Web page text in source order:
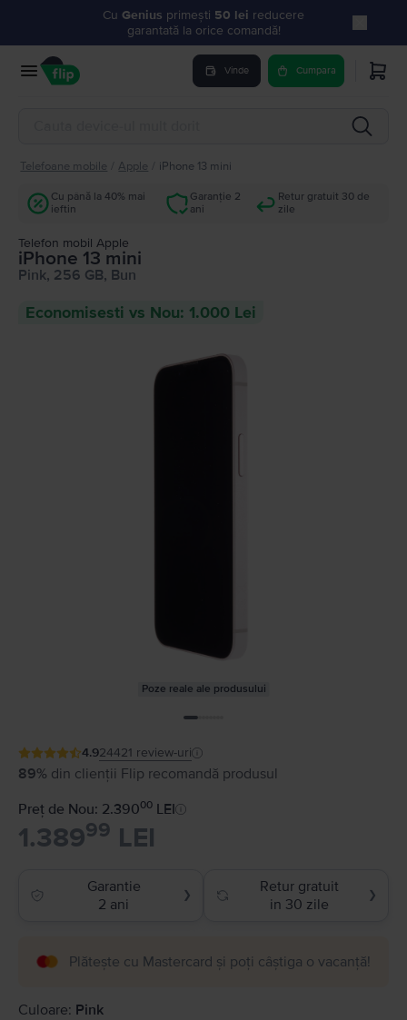
Cu Genius primești 50 lei reducere
garantată la orice comandă!
Vinde Cumpara
Telefoane mobile Apple iPhone 13 mini
Cu până la 40% mai
ieftin
Garanție 2
ani
Retur gratuit 30 de
zile
Telefon mobil Apple
iPhone 13 mini
Pink, 256 GB, Bun
Economisesti vs Nou: 1.000 Lei
Poze reale ale produsului
4.924421 review-uri
89% din clienții Flip recomandă produsul
Preț de Nou: 2.39000 LEI
1.38999 LEI
Garantie
2 ani
❯
Retur gratuit
in 30 zile
❯
Plătește cu Mastercard și poți câștiga o vacanță!
Culoare: Pink